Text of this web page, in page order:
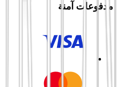
مدفوعات آمنة